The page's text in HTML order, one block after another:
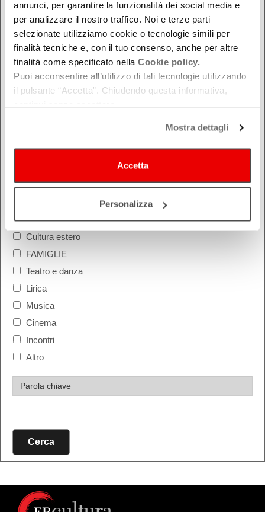
annunci, per garantire la funzionalità dei social media e
per analizzare il nostro traffico. Noi e terze parti
selezionate utilizziamo cookie o tecnologie simili per
finalità tecniche e, con il tuo consenso, anche per altre
finalità come specificato nella Cookie policy.
Puoi acconsentire all’utilizzo di tali tecnologie utilizzando
il pulsante “Accetta”. Chiudendo questa informativa,
Mostra dettagli
Accetta
Personalizza
Parma
Ravenna
Reggio Emilia
Rimini
COSA
Montagna Mia
Cultura estero
FAMIGLIE
Teatro e danza
Lirica
Musica
Cinema
Incontri
Altro
Cerca